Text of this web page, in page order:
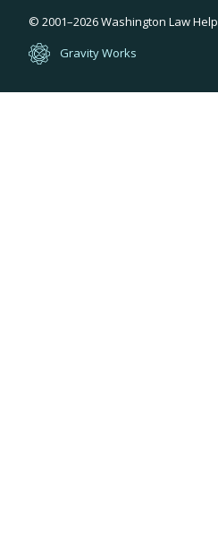
Quick
links
© 2001–2026Washington Law Help
Gravity Works